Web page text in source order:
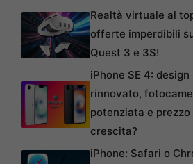
Realtà virtuale al
offerte imperdibili
Quest 3 e 3S!
iPhone SE 4: design
rinnovato,
potenziata e prezzo
crescita?
iPhone: Safari o